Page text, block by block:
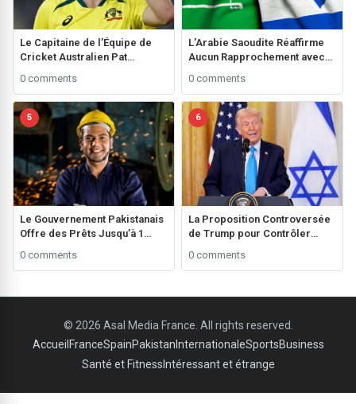
Le Capitaine de l’Équipe de
Cricket Australien Pat
Trophy des Champions en
Raison d’une Blessure au
Genou
0 comments
L’Arabie Saoudite Réaffirme
Aucun Rapprochement avec
0 comments
5
Le Gouvernement Pakistanais
Offre des Prêts Jusqu’à 1
Employés Étudiant à l’Étranger
0 comments
6
La Proposition Controversée
de Trump pour Contrôler
Mondiale
0 comments
© 2026 Asal Media France. All rights reserved.
Accueil FranceSpainPakistan InternationaleSportsBusiness
Santé et Fitness Intéressant et étrange